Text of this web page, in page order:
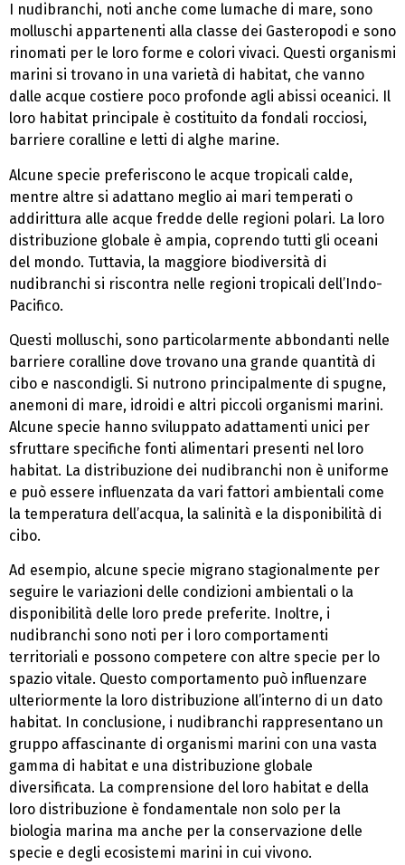
I nudibranchi, noti anche come lumache di mare, sono
molluschi appartenenti alla classe dei Gasteropodi e sono
rinomati per le loro forme e colori vivaci. Questi organismi
marini si trovano in una varietà di habitat, che vanno
dalle acque costiere poco profonde agli abissi oceanici. Il
loro habitat principale è costituito da fondali rocciosi,
barriere coralline e letti di alghe marine.
Alcune specie preferiscono le acque tropicali calde,
mentre altre si adattano meglio ai mari temperati o
addirittura alle acque fredde delle regioni polari. La loro
distribuzione globale è ampia, coprendo tutti gli oceani
del mondo. Tuttavia, la maggiore biodiversità di
nudibranchi si riscontra nelle regioni tropicali dell’Indo-
Pacifico.
Questi molluschi, sono particolarmente abbondanti nelle
barriere coralline dove trovano una grande quantità di
cibo e nascondigli. Si nutrono principalmente di spugne,
anemoni di mare, idroidi e altri piccoli organismi marini.
Alcune specie hanno sviluppato adattamenti unici per
sfruttare specifiche fonti alimentari presenti nel loro
habitat. La distribuzione dei nudibranchi non è uniforme
e può essere influenzata da vari fattori ambientali come
la temperatura dell’acqua, la salinità e la disponibilità di
cibo.
Ad esempio, alcune specie migrano stagionalmente per
seguire le variazioni delle condizioni ambientali o la
disponibilità delle loro prede preferite. Inoltre, i
nudibranchi sono noti per i loro comportamenti
territoriali e possono competere con altre specie per lo
spazio vitale. Questo comportamento può influenzare
ulteriormente la loro distribuzione all’interno di un dato
habitat. In conclusione, i nudibranchi rappresentano un
gruppo affascinante di organismi marini con una vasta
gamma di habitat e una distribuzione globale
diversificata. La comprensione del loro habitat e della
loro distribuzione è fondamentale non solo per la
biologia marina ma anche per la conservazione delle
specie e degli ecosistemi marini in cui vivono.